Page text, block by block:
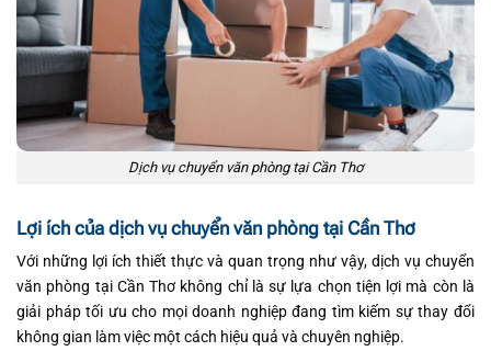
Dịch vụ chuyển văn phòng tại Cần Thơ
Lợi ích của dịch vụ chuyển văn phòng tại Cần Thơ
Với những lợi ích thiết thực và quan trọng như vậy, dịch vụ chuyển
văn phòng tại Cần Thơ không chỉ là sự lựa chọn tiện lợi mà còn là
giải pháp tối ưu cho mọi doanh nghiệp đang tìm kiếm sự thay đổi
không gian làm việc một cách hiệu quả và chuyên nghiệp.